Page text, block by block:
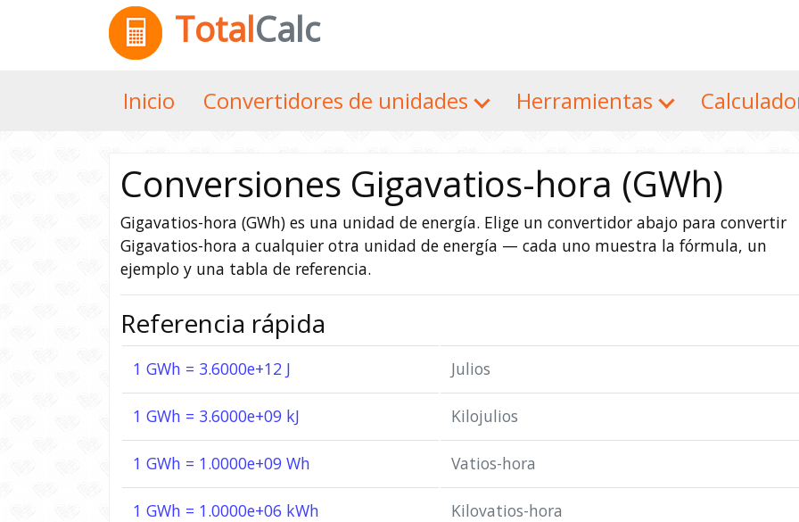
TotalCalc
Inicio Convertidores de unidades Herramientas
Conversiones Gigavatios-hora (GWh)
Gigavatios-hora (GWh) es una unidad de energía. Elige un convertidor abajo para convertir
Gigavatios-hora a cualquier otra unidad de energía — cada uno muestra la fórmula, un
ejemplo y una tabla de referencia.
Referencia rápida
1 GWh = 3.6000e+12 J Julios
1 GWh = 3.6000e+09 kJ Kilojulios
1 GWh = 1.0000e+09 Wh Vatios-hora
1 GWh = 1.0000e+06 kWh Kilovatios-hora